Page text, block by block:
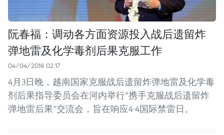
阮春福：调动各方面资源投入战后遗留炸
弹地雷及化学毒剂后果克服工作
04/04/2018 02:17
4月3日晚，越南国家克服战后遗留炸弹地雷及化学毒
剂后果指导委员会在河内举行“携手克服战后遗留炸
弹地雷后果”交流会，旨在响应4·4国际禁雷日。